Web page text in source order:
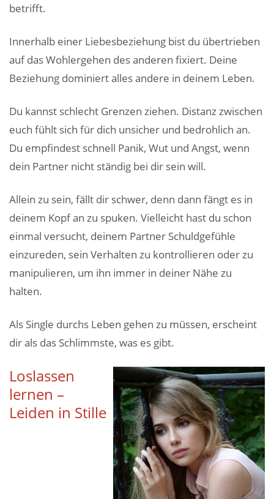
betrifft.
Innerhalb einer Liebesbeziehung bist du übertrieben
auf das Wohlergehen des anderen fixiert. Deine
Beziehung dominiert alles andere in deinem Leben.
Du kannst schlecht Grenzen ziehen. Distanz zwischen
euch fühlt sich für dich unsicher und bedrohlich an.
Du empfindest schnell Panik, Wut und Angst, wenn
dein Partner nicht ständig bei dir sein will.
Allein zu sein, fällt dir schwer, denn dann fängt es in
deinem Kopf an zu spuken. Vielleicht hast du schon
einmal versucht, deinem Partner Schuldgefühle
einzureden, sein Verhalten zu kontrollieren oder zu
manipulieren, um ihn immer in deiner Nähe zu
halten.
Als Single durchs Leben gehen zu müssen, erscheint
dir als das Schlimmste, was es gibt.
Loslassen
lernen –
Leiden in Stille